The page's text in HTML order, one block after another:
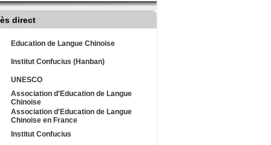
direct
Education de Langue Chinoise
Institut Confucius (Hanban)
UNESCO
Association d'Education de Langue
Chinoise
Association d'Education de Langue
Chinoise en France
Institut Confucius